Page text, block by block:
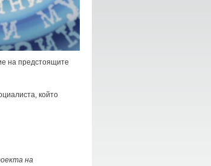
на предстоящите
който
на